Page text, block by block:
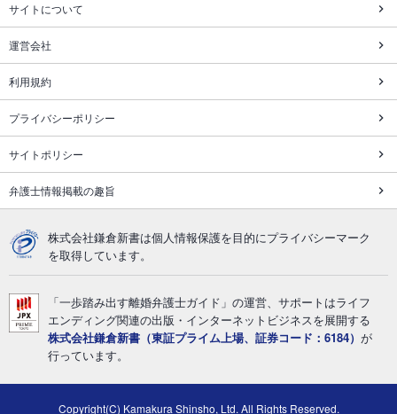
サイトについて
運営会社
利用規約
プライバシーポリシー
サイトポリシー
弁護士情報掲載の趣旨
株式会社鎌倉新書は個人情報保護を目的にプライバシーマーク
を取得しています。
「一歩踏み出す離婚弁護士ガイド」の運営、サポートはライフ
エンディング関連の出版・インターネットビジネスを展開する
株式会社鎌倉新書（東証プライム上場、証券コード：6184） が
行っています。
Copyright(C) Kamakura Shinsho, Ltd. All Rights Reserved.